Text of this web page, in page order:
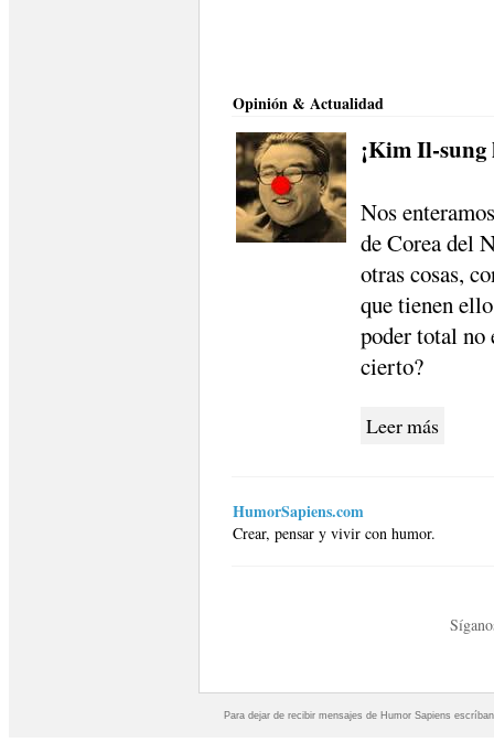
Opinión & Actualidad
¡Kim Il-
Nos
de Corea del
otras cosas,
que tienen
poder total no
cierto?
Leer más
HumorSapiens.com
Crear, pensar y vivir con humor.
Para dejar de recibir mensajes de Humor Sapiens